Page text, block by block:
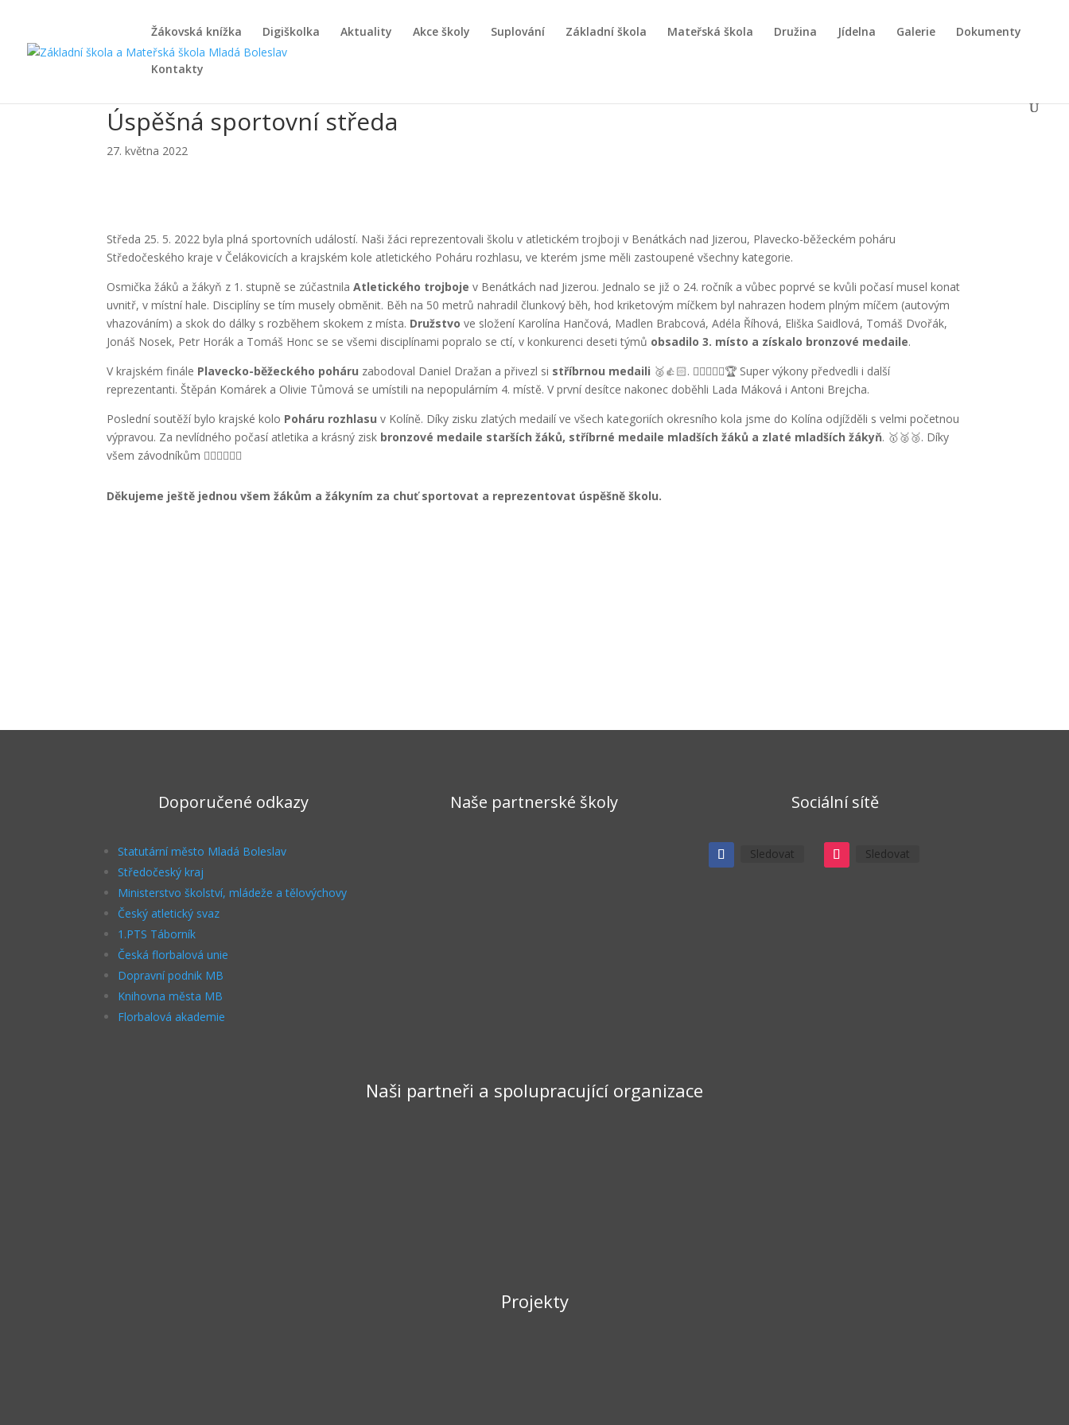
Žákovská knížka Digiškolka Aktuality Akce školy Suplování Základní škola Mateřská škola Družina Jídelna Galerie Dokumenty
Kontakty
Úspěšná sportovní středa
27. května 2022
Středa 25. 5. 2022 byla plná sportovních událostí. Naši žáci reprezentovali školu v atletickém trojboji v Benátkách nad Jizerou, Plavecko-běžeckém poháru
Středočeského kraje v Čelákovicích a krajském kole atletického Poháru rozhlasu, ve kterém jsme měli zastoupené všechny kategorie.
Osmička žáků a žákyň z 1. stupně se zúčastnilaAtletického trojboje v Benátkách nad Jizerou. Jednalo se již o 24. ročník a vůbec poprvé se kvůli počasí musel konat
uvnitř, v místní hale. Disciplíny se tím musely obměnit. Běh na 50 metrů nahradil člunkový běh, hod kriketovým míčkem byl nahrazen hodem plným míčem (autovým
vhazováním) a skok do dálky s rozběhem skokem z místa. Družstvo ve složení Karolína Hančová, Madlen Brabcová, Adéla Říhová, Eliška Saidlová, Tomáš Dvořák,
Jonáš Nosek, Petr Horák a Tomáš Honc se se všemi disciplínami popralo se ctí, v konkurenci deseti týmů obsadilo 3. místo a získalo bronzové medaile.
V krajském finále Plavecko-běžeckého poháru zabodoval Daniel Dražan a přivezl si stříbrnou medaili 🥈👍🏻. 🏊🏻‍♂️🏃🏻🏆 Super výkony předvedli i další
reprezentanti. Štěpán Komárek a Olivie Tůmová se umístili na nepopulárním 4. místě. V první desítce nakonec doběhli Lada Máková i Antoni Brejcha.
Poslední soutěží bylo krajské kolo Poháru rozhlasu v Kolíně. Díky zisku zlatých medailí ve všech kategoriích okresního kola jsme do Kolína odjížděli s velmi početnou
výpravou. Za nevlídného počasí atletika a krásný zisk bronzové medaile starších žáků, stříbrné medaile mladších žáků a zlaté mladších žákyň. 🥇🥈🥉. Díky
všem závodníkům 👍🏻👏🏻🖐🏻
Děkujeme ještě jednou všem žákům a žákyním za chuť sportovat a reprezentovat úspěšně školu.
Doporučené odkazy
Statutární město Mladá Boleslav
Středočeský kraj
Ministerstvo školství, mládeže a tělovýchovy
Český atletický svaz
1.PTS Táborník
Česká florbalová unie
Dopravní podnik MB
Knihovna města MB
Florbalová akademie
Naše partnerské školy Sociální sítě
Sledovat Sledovat
Naši partneři a spolupracující organizace
Projekty